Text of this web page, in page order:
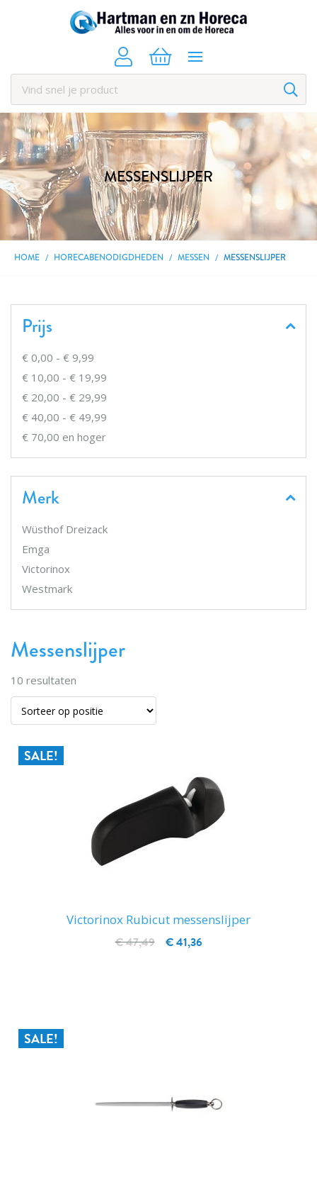
MESSENSLIJPER
HOME HORECABENODIGDHEDEN MESSEN MESSENSLIJPER
Messenslijper
10 resultaten
SALE!
Victorinox Rubicut messenslijper
€ 41,36
€ 47,49
SALE!
Prijs
€ 0,00 - € 9,99
€ 10,00 - € 19,99
€ 20,00 - € 29,99
€ 40,00 - € 49,99
€ 70,00 en hoger
Merk
Wüsthof Dreizack
Emga
Victorinox
Westmark